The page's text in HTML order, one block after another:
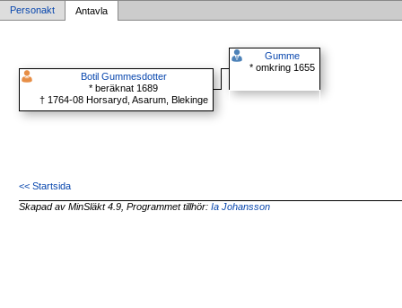
Personakt Antavla
Botil Gummesdotter
* beräknat 1689
† 1764-08 Horsaryd, Asarum, Blekinge
Gumme
* omkring 1655
<< Startsida
Skapad av MinSläkt 4.9, Programmet tillhör:Ia Johansson